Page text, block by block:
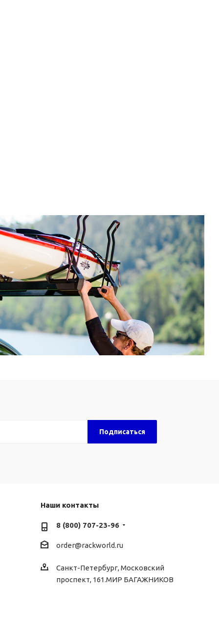
Наши контакты
8 (800) 707-23-96
order@rackworld.ru
Санкт-Петербург, Московский
проспект, 161.МИР БАГАЖНИКОВ